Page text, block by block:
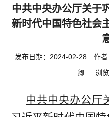
中共中央办公厅关于
新时代中国特色社会
发布日期：2024-02-28 作
卿 浏览
中共中央办公厅